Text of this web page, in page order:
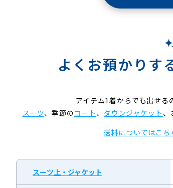
よくお預かりす
アイテム1着からでも出せる
スーツ、季節のコート 、 ダウンジャケット 、
送料についてはこち
スーツ上・ジャケット